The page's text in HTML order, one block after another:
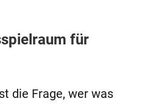
für
die Frage, wer was